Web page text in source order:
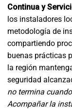
Continua y
los instaladores
metodología de
compartiendo
buenas prácticas
la región
seguridad
no termina
Acompañar la